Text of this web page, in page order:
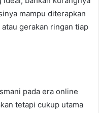
mampu diterapkan
gerakan ringan tiap
pada era online
tetapi cukup utama